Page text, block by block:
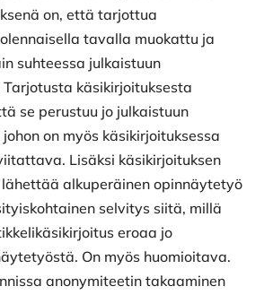
on, että tarjottua
tavalla muokattu ja
suhteessa julkaistuun
käsikirjoituksesta
se perustuu jo julkaistuun
on myös käsikirjoituksessa
Lisäksi käsikirjoituksen
alkuperäinen opinnäytetyö
selvitys siitä, millä
eroaa jo
On myös huomioitava.
anonymiteetin takaaminen